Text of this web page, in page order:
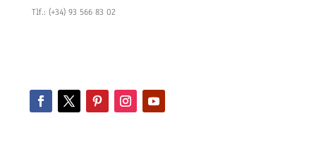
Tlf.: (+34) 93 566 83 02